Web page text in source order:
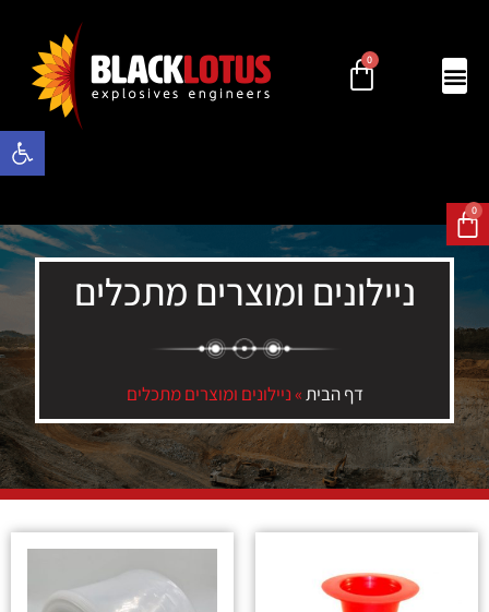
פתח
0
ניילונים ומוצרים מתכלים
דף הבית»ניילונים ומוצרים מתכלים
0